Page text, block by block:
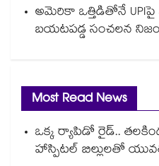
అమెరికా ఒత్తిడితోనే
బయటపడ్డ సంచలన
Most Read News
ఒక్క ర్యాపిడో రైడ్..
హాస్పిటల్ బిల్లులతో